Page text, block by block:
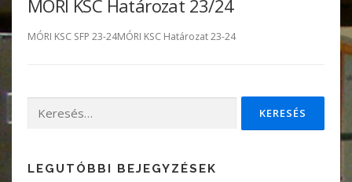
MÓRI KSC Határozat 23/24
MÓRI KSC SFP 23-24MÓRI KSC Határozat 23-24
LEGUTÓBBI BEJEGYZÉSEK